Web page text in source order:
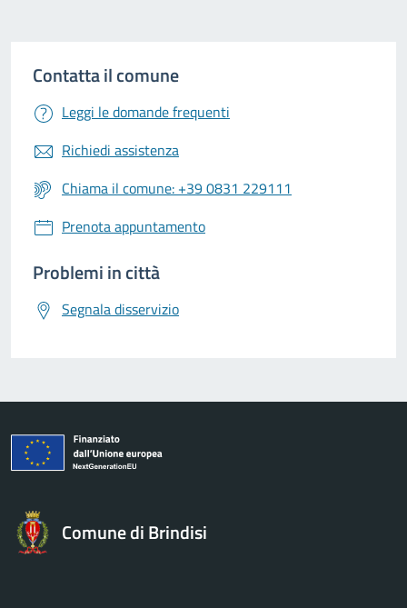
Contatta il comune
Leggi le domande frequenti
Richiedi assistenza
Chiama il comune: +39 0831 229111
Prenota appuntamento
Problemi in città
Segnala disservizio
Comune di Brindisi